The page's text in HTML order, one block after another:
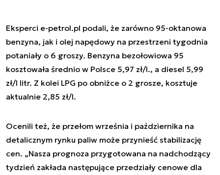
Eksperci e-petrol.pl podali, że zarówno 95-oktanowa
benzyna, jak i olej napędowy na przestrzeni tygodnia
potaniały o 6 groszy. Benzyna bezołowiowa 95
kosztowała średnio w Polsce 5,97 zł/l., a diesel 5,99
zł/l litr. Z kolei LPG po obniżce o 2 grosze, kosztuje
aktualnie 2,85 zł/l.
Ocenili też, że przełom września i października na
detalicznym rynku paliw może przynieść stabilizację
cen. „Nasza prognoza przygotowana na nadchodzący
tydzień zakłada następujące przedziały cenowe dla